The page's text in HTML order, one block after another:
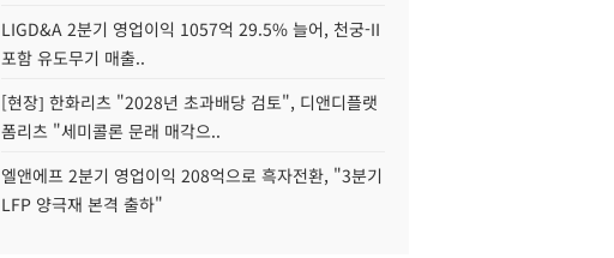
LIGD&A 2분기 영업이익 1057억 29.5% 늘어, 천궁-II
포함 유도무기 매출..
[현장] 한화리츠 "2028년 초과배당 검토", 디앤디플랫
폼리츠 "세미콜론 문래 매각으..
엘앤에프 2분기 영업이익 208억으로 흑자전환, "3분기
LFP 양극재 본격 출하"